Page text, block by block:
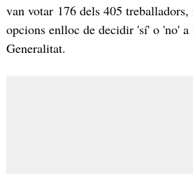
van votar 176 dels 405
opcions enlloc de decidir 'sí' o 'no' a
Generalitat.